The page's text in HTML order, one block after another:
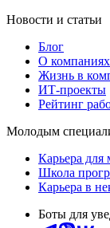
Новости и статьи
Блог
О
Жизнь в
ИТ-проекты
Рейтинг
Молодым
Карьера для
Школа
Карьера в
Боты для